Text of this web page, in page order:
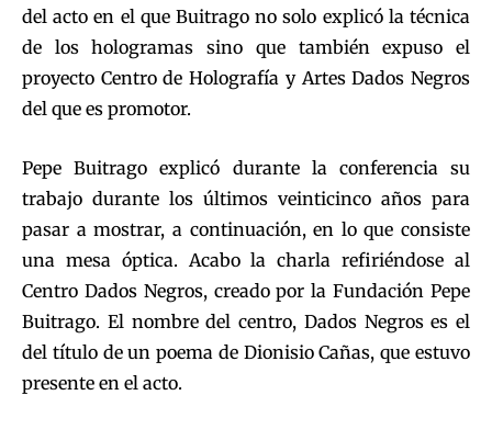
del acto en el que Buitrago no solo explicó la técnica
de los hologramas sino que también expuso el
proyecto Centro de Holografía y Artes Dados Negros
del que es promotor.
Pepe Buitrago explicó durante la conferencia su
trabajo durante los últimos veinticinco años para
pasar a mostrar, a continuación, en lo que consiste
una mesa óptica. Acabo la charla refiriéndose al
Centro Dados Negros, creado por la Fundación Pepe
Buitrago. El nombre del centro, Dados Negros es el
del título de un poema de Dionisio Cañas, que estuvo
presente en el acto.